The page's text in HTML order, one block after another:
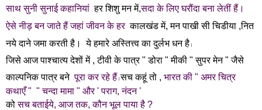
साथ सुनी सुनाई कहानियां हर शिशु मन में,सदा के लिए घरौंदा बना लेतीं हैं।
ऐसे नीड़ बन जाते हैं जहां जीवन के हर कालखंड में, मन पाखी सी चिडीया ,नित
नये दाने जमा करती है।
ये हमारे अस्तित्त्व का दुर्लभ धन है ।
जिसे आज पाश्चात्य देशों में , टीवी के पात्र " डोरा " मीकी " सुपर मेन " जैसे
काल्पनिक पात्र बने पूरा कर रहे हैं । सच कहूं तो , भारत की " अमर चित्र
कथाएँ " " चन्दा मामा " और ' पराग, नंदन '
कोसच बताईये, आज तक, कौन भूल पाया है ?